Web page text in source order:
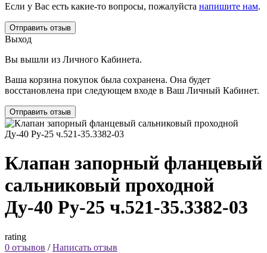
Если у Вас есть какие-то вопросы, пожалуйста напишите нам.
Отправить отзыв
Выход
Вы вышли из Личного Кабинета.
Ваша корзина покупок была сохранена. Она будет
восстановлена при следующем входе в Ваш Личный Кабинет.
Отправить отзыв
Клапан запорный фланцевый
сальниковый проходной
Ду-40 Ру-25 ч.521-35.3382-03
rating
0 отзывов /Написать отзыв